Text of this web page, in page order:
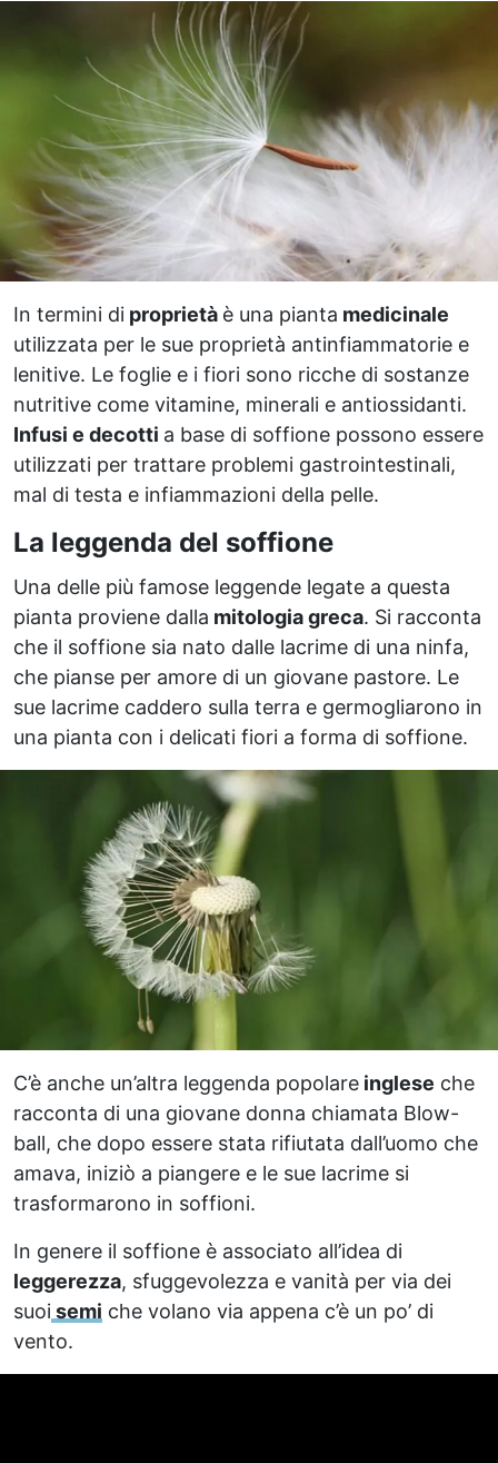
In termini di proprietà è una pianta medicinale
utilizzata per le sue proprietà antinfiammatorie e
lenitive. Le foglie e i fiori sono ricche di sostanze
nutritive come vitamine, minerali e antiossidanti.
Infusi e decotti a base di soffione possono essere
utilizzati per trattare problemi gastrointestinali,
mal di testa e infiammazioni della pelle.
La leggenda del soffione
Una delle più famose leggende legate a questa
pianta proviene dalla mitologia greca. Si racconta
che il soffione sia nato dalle lacrime di una ninfa,
che pianse per amore di un giovane pastore. Le
sue lacrime caddero sulla terra e germogliarono in
una pianta con i delicati fiori a forma di soffione.
C’è anche un’altra leggenda popolare inglese che
racconta di una giovane donna chiamata Blow-
ball, che dopo essere stata rifiutata dall’uomo che
amava, iniziò a piangere e le sue lacrime si
trasformarono in soffioni.
In genere il soffione è associato all’idea di
leggerezza, sfuggevolezza e vanità per via dei
suoisemi che volano via appena c’è un po’ di
vento.